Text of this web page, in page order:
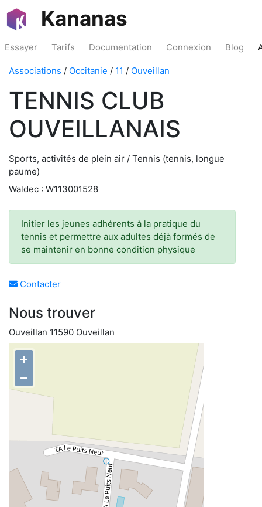
Kananas
Essayer Tarifs Documentation Connexion Blog
Associations / Occitanie / 11 / Ouveillan
TENNIS CLUB
OUVEILLANAIS
Sports, activités de plein air / Tennis (tennis, longue
paume)
Waldec : W113001528
Initier les jeunes adhérents à la pratique du
tennis et permettre aux adultes déjà formés de
se maintenir en bonne condition physique
Contacter
Nous trouver
Ouveillan 11590 Ouveillan
+
−